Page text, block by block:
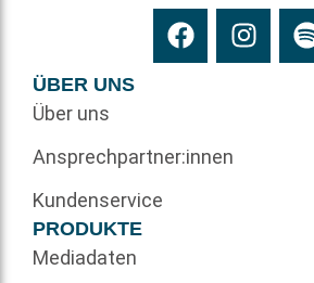
ÜBER UNS
Über uns
Ansprechpartner:innen
Kundenservice
PRODUKTE
Mediadaten